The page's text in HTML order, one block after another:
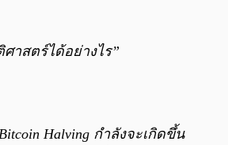
ศาสตร์ได้อย่างไร”
Halving กำลังจะเกิดขึ้น